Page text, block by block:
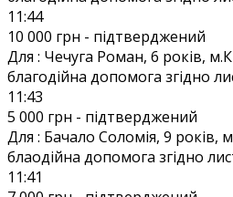
11:44
10 000 грн - підтверджений
Для : Чечуга Роман, 6 років,
благодійна допомога згідно
11:43
5 000 грн - підтверджений
Для : Бачало Соломія, 9 років,
блаодійна допомога згідно
11:41